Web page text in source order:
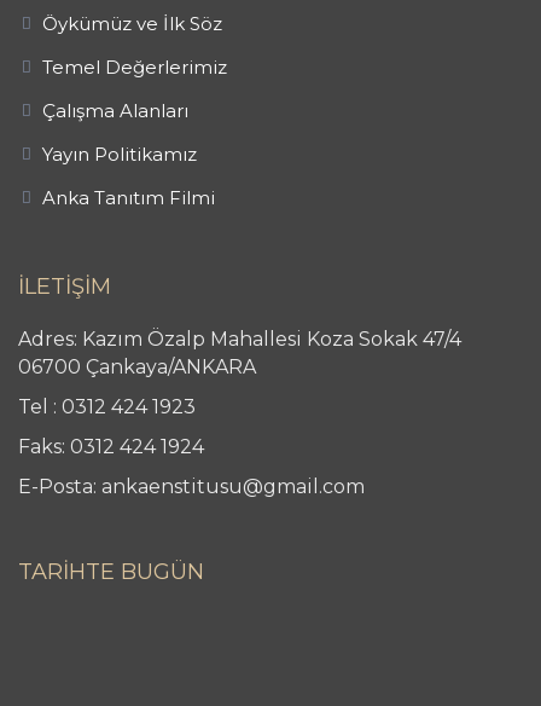
Öykümüz ve İlk Söz
Temel Değerlerimiz
Çalışma Alanları
Yayın Politikamız
Anka Tanıtım Filmi
İLETİŞİM
Adres: Kazım Özalp Mahallesi Koza Sokak 47/4
06700 Çankaya/ANKARA
Tel : 0312 424 1923
Faks: 0312 424 1924
E-Posta: ankaenstitusu@gmail.com
TARİHTE BUGÜN